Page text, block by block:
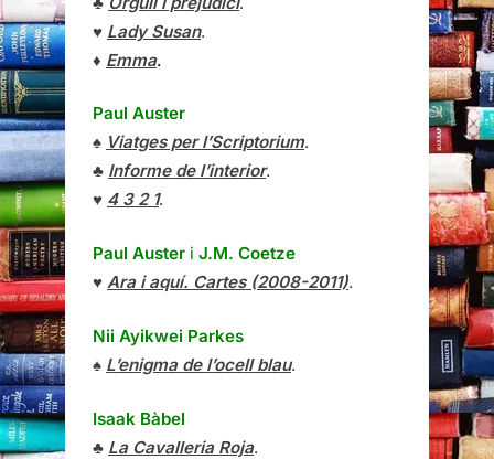
♥ Lady Susan.
♦ Emma.
Paul Auster
♠ Viatges per l’Scriptorium.
♣ Informe de l’interior.
♥ 4 3 2 1.
Paul Auster i J.M. Coetze
♥ Ara i aquí. Cartes (2008-2011).
Nii Ayikwei Parkes
♠ L’enigma de l’ocell blau.
Isaak Bàbel
♣ La Cavalleria Roja.